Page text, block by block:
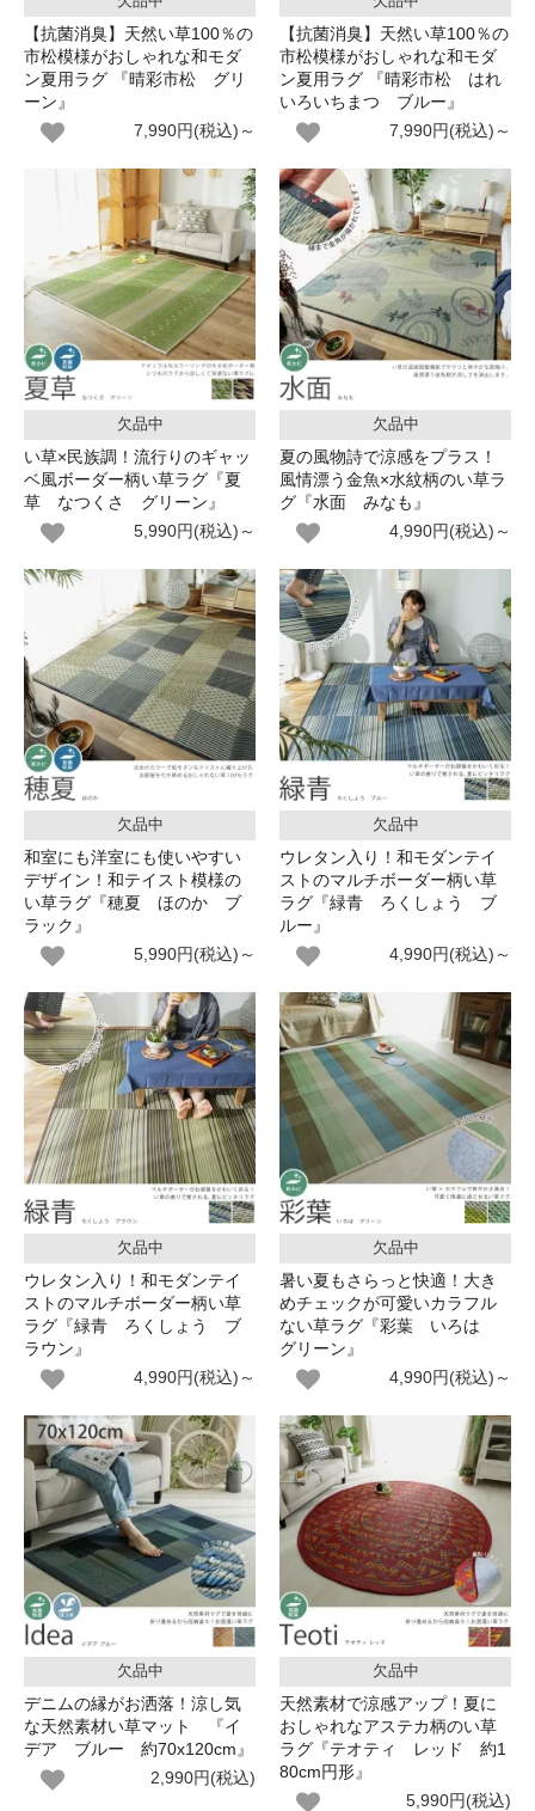
【抗菌消臭】天然い草100％の
市松模様がおしゃれな和モダ
ン夏用ラグ 『晴彩市松 グリ
ーン』
7,990円(税込)～
【抗菌消臭】天然い草100％の
市松模様がおしゃれな和モダ
ン夏用ラグ 『晴彩市松 はれ
いろいちまつ ブルー』
7,990円(税込)～
欠品中
い草×民族調！流行りのギャッ
ベ風ボーダー柄い草ラグ『夏
草 なつくさ グリーン』
5,990円(税込)～
欠品中
夏の風物詩で涼感をプラス！
風情漂う金魚×水紋柄のい草ラ
グ『水面 みなも』
4,990円(税込)～
欠品中
和室にも洋室にも使いやすい
デザイン！和テイスト模様の
い草ラグ『穂夏 ほのか ブ
ラック』
5,990円(税込)～
欠品中
ウレタン入り！和モダンテイ
ストのマルチボーダー柄い草
ラグ『緑青 ろくしょう ブ
ルー』
4,990円(税込)～
欠品中
ウレタン入り！和モダンテイ
ストのマルチボーダー柄い草
ラグ『緑青 ろくしょう ブ
ラウン』
4,990円(税込)～
欠品中
暑い夏もさらっと快適！大き
めチェックが可愛いカラフル
ない草ラグ『彩葉 いろは
グリーン』
4,990円(税込)～
欠品中
デニムの縁がお洒落！涼し気
な天然素材い草マット 『イ
デア ブルー 約70x120cm』
2,990円(税込)
欠品中
天然素材で涼感アップ！夏に
おしゃれなアステカ柄のい草
ラグ『テオティ レッド 約1
80cm円形』
5,990円(税込)